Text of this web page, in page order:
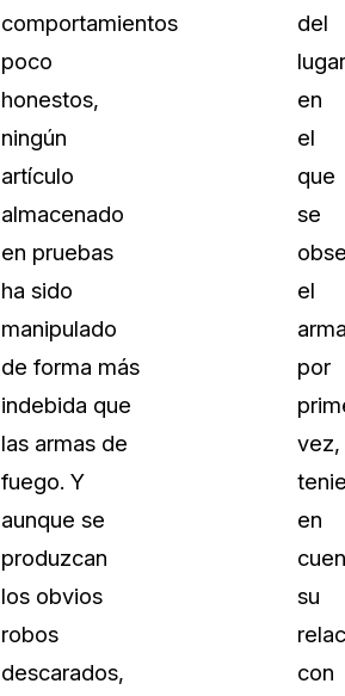
Póngase en contacto con
comportamientos
poco
honestos,
ningún
artículo
almacenado
en pruebas
ha sido
manipulado
de forma más
indebida que
las armas de
fuego. Y
aunque se
produzcan
los obvios
robos
descarados,
del
lugar
en
el
que
se
el
por
vez,
en
su
con